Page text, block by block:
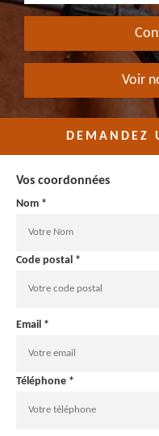
Voir
DEMANDEZ
Vos coordonnées
Nom *
Code postal *
Email *
Téléphone *